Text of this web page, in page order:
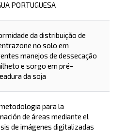
PORTUGUESA
da distribuição de
no solo em
manejos de dessecação
e sorgo em pré-
da soja
para la
de áreas mediante el
de imágenes digitalizadas